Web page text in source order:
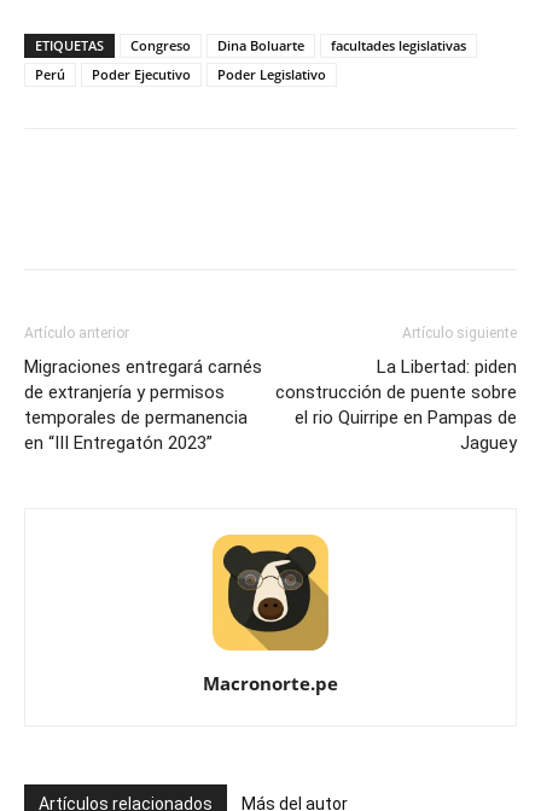
ETIQUETAS Congreso Dina Boluarte
facultades legislativas
Perú
Poder Ejecutivo Poder Legislativo
Artículo anterior
Migraciones entregará carnés
de extranjería y permisos
temporales de permanencia
en “III Entregatón 2023”
Artículo siguiente
La Libertad: piden
construcción de puente sobre
el rio Quirripe en Pampas de
Jaguey
Macronorte.pe
Artículos relacionados Más del autor